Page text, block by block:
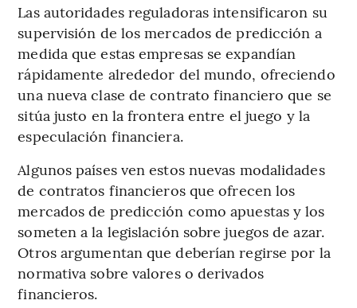
Las autoridades reguladoras intensificaron su
supervisión de los mercados de predicción a
medida que estas empresas se expandían
rápidamente alrededor del mundo, ofreciendo
una nueva clase de contrato financiero que se
sitúa justo en la frontera entre el juego y la
especulación financiera.
Algunos países ven estos nuevas modalidades
de contratos financieros que ofrecen los
mercados de predicción como apuestas y los
someten a la legislación sobre juegos de azar.
Otros argumentan que deberían regirse por la
normativa sobre valores o derivados
financieros.